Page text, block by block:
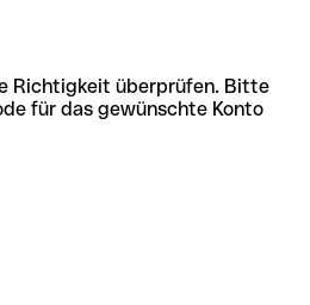
Richtigkeit überprüfen. Bitte
für das gewünschte Konto